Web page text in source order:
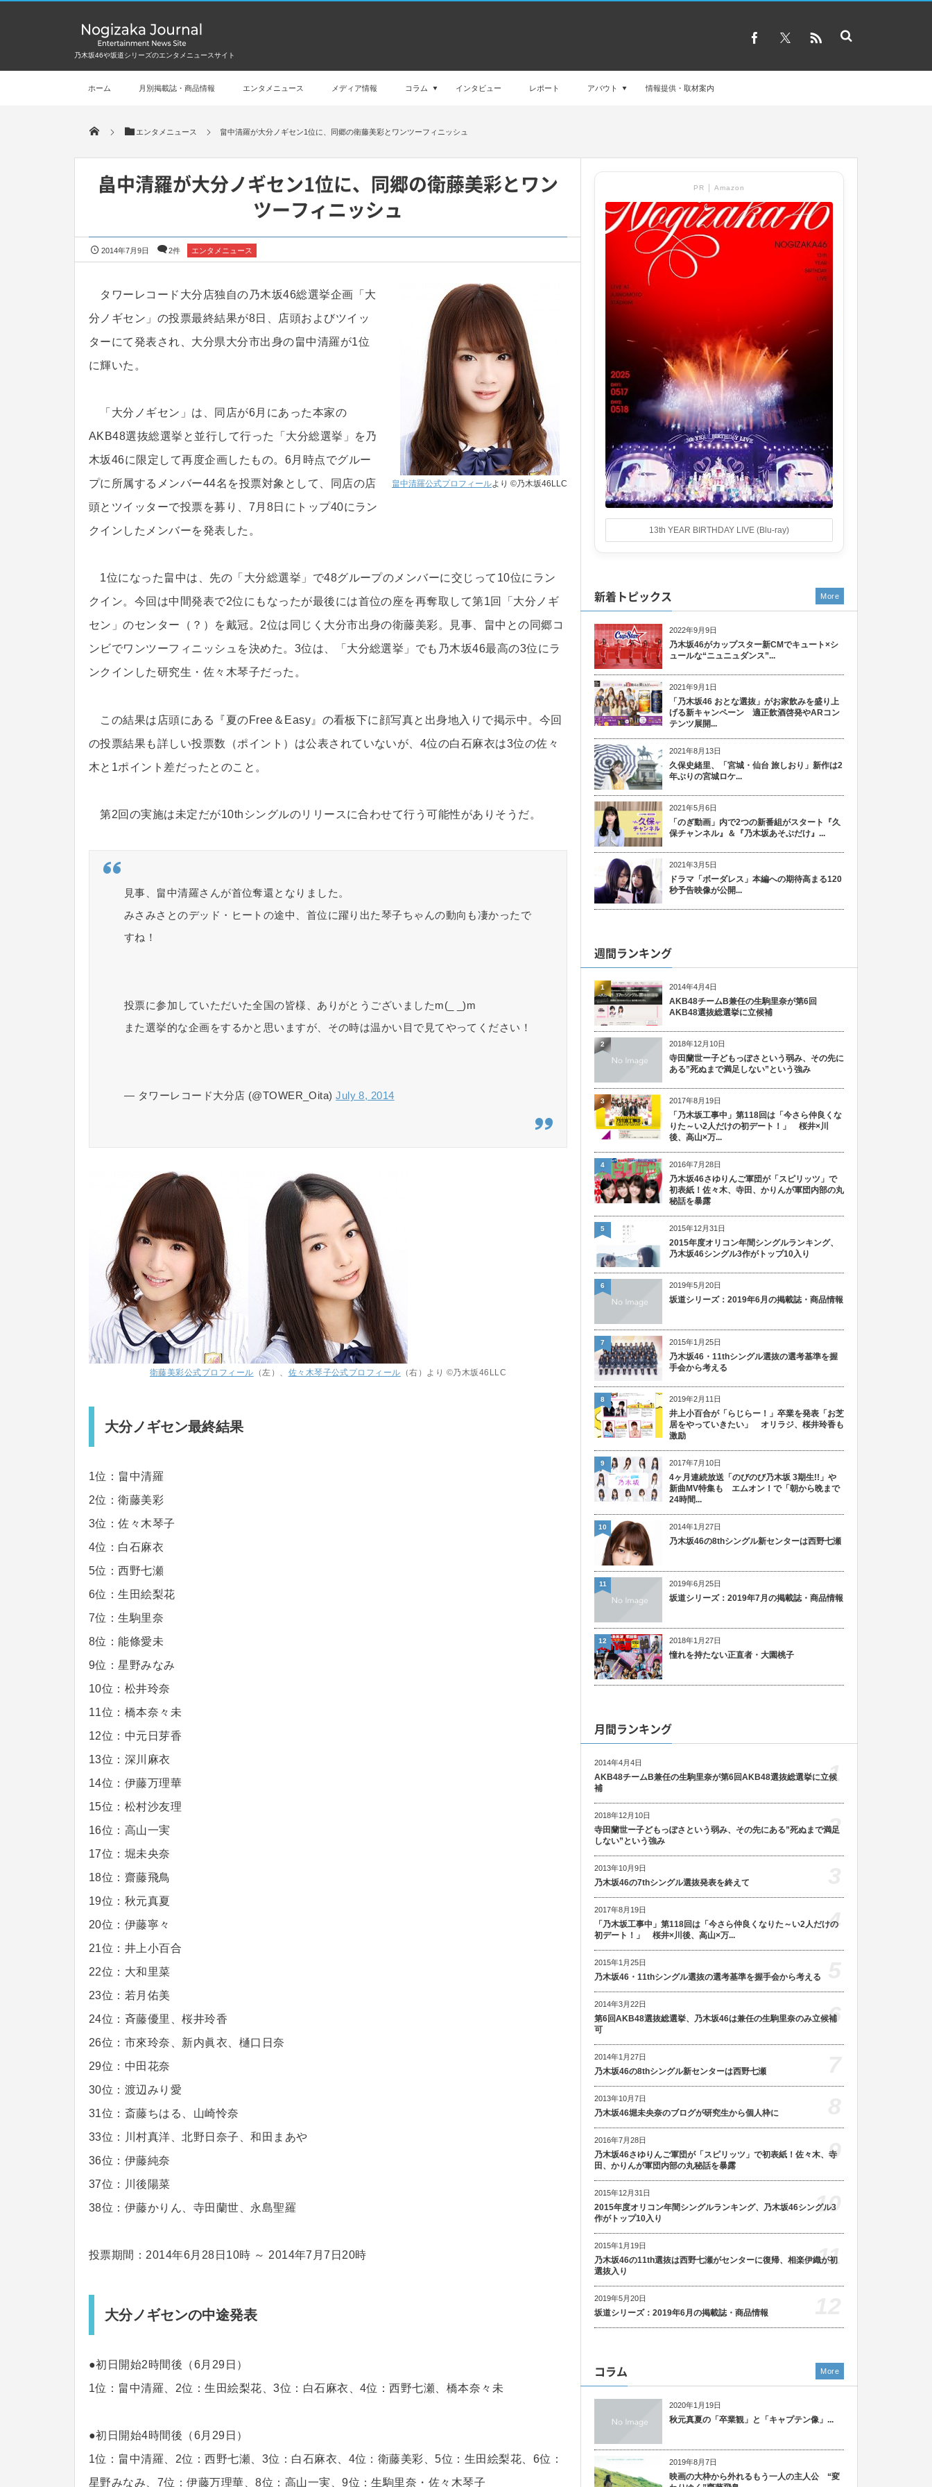
乃木坂46や坂道シリーズのエンタメニュースサイト
ホーム 月別掲載誌・商品情報 エンタメニュース メディア情報 コラム インタビュー レポート アバウト 情報提供・取材案内
エンタメニュース 畠中清羅が大分ノギセン1位に、同郷の衛藤美彩とワンツーフィニッシュ
畠中清羅が大分ノギセン1位に、同郷の衛藤美彩とワン
ツーフィニッシュ
2014年7月9日 2件 エンタメニュース
畠中清羅公式プロフィールより ©乃木坂46LLC
タワーレコード大分店独自の乃木坂46総選挙企画「大
分ノギセン」の投票最終結果が8日、店頭およびツイッ
ターにて発表され、大分県大分市出身の畠中清羅が1位
に輝いた。
「大分ノギセン」は、同店が6月にあった本家の
AKB48選抜総選挙と並行して行った「大分総選挙」を乃
木坂46に限定して再度企画したもの。6月時点でグルー
プに所属するメンバー44名を投票対象として、同店の店
頭とツイッターで投票を募り、7月8日にトップ40にラン
クインしたメンバーを発表した。
1位になった畠中は、先の「大分総選挙」で48グループのメンバーに交じって10位にラン
クイン。今回は中間発表で2位にもなったが最後には首位の座を再奪取して第1回「大分ノギ
セン」のセンター（？）を戴冠。2位は同じく大分市出身の衛藤美彩。見事、畠中との同郷コ
ンビでワンツーフィニッシュを決めた。3位は、「大分総選挙」でも乃木坂46最高の3位にラ
ンクインした研究生・佐々木琴子だった。
この結果は店頭にある『夏のFree＆Easy』の看板下に顔写真と出身地入りで掲示中。今回
の投票結果も詳しい投票数（ポイント）は公表されていないが、4位の白石麻衣は3位の佐々
木と1ポイント差だったとのこと。
第2回の実施は未定だが10thシングルのリリースに合わせて行う可能性がありそうだ。
見事、畠中清羅さんが首位奪還となりました。
みさみさとのデッド・ヒートの途中、首位に躍り出た琴子ちゃんの動向も凄かったで
すね！
投票に参加していただいた全国の皆様、ありがとうございましたm(_ _)m
また選挙的な企画をするかと思いますが、その時は温かい目で見てやってください！
— タワーレコード大分店 (@TOWER_Oita)July 8, 2014
衛藤美彩公式プロフィール （左）、 佐々木琴子公式プロフィール （右）より ©乃木坂46LLC
大分ノギセン最終結果
1位：畠中清羅
2位：衛藤美彩
3位：佐々木琴子
4位：白石麻衣
5位：西野七瀬
6位：生田絵梨花
7位：生駒里奈
8位：能條愛未
9位：星野みなみ
10位：松井玲奈
11位：橋本奈々未
12位：中元日芽香
13位：深川麻衣
14位：伊藤万理華
15位：松村沙友理
16位：高山一実
17位：堀未央奈
18位：齋藤飛鳥
19位：秋元真夏
20位：伊藤寧々
21位：井上小百合
22位：大和里菜
23位：若月佑美
24位：斉藤優里、桜井玲香
26位：市來玲奈、新内眞衣、樋口日奈
29位：中田花奈
30位：渡辺みり愛
31位：斎藤ちはる、山崎怜奈
33位：川村真洋、北野日奈子、和田まあや
36位：伊藤純奈
37位：川後陽菜
38位：伊藤かりん、寺田蘭世、永島聖羅
投票期間：2014年6月28日10時 ～ 2014年7月7日20時
大分ノギセンの中途発表
●初日開始2時間後（6月29日）
1位：畠中清羅、2位：生田絵梨花、3位：白石麻衣、4位：西野七瀬、橋本奈々未
●初日開始4時間後（6月29日）
1位：畠中清羅、2位：西野七瀬、3位：白石麻衣、4位：衛藤美彩、5位：生田絵梨花、6位：
星野みなみ、7位：伊藤万理華、8位：高山一実、9位：生駒里奈・佐々木琴子
PR │ Amazon
13th YEAR BIRTHDAY LIVE (Blu-ray)
新着トピックス
2022年9月9日
乃木坂46がカップスター新CMでキュート×シ
ュールな“ニュニュダンス”...
2021年9月1日
「乃木坂46 おとな選抜」がお家飲みを盛り上
げる新キャンペーン 適正飲酒啓発やARコン
テンツ展開...
2021年8月13日
久保史緒里、「宮城・仙台 旅しおり」新作は2
年ぶりの宮城ロケ...
2021年5月6日
「のぎ動画」内で2つの新番組がスタート『久
保チャンネル』＆『乃木坂あそぶだけ』...
2021年3月5日
ドラマ「ボーダレス」本編への期待高まる120
秒予告映像が公開...
More
週間ランキング
2014年4月4日
AKB48チームB兼任の生駒里奈が第6回
AKB48選抜総選挙に立候補
1
2018年12月10日
寺田蘭世ー子どもっぽさという弱み、その先に
ある”死ぬまで満足しない”という強み
2
2017年8月19日
「乃木坂工事中」第118回は「今さら仲良くな
りた～い2人だけの初デート！」 桜井×川
後、高山×万...
3
2016年7月28日
乃木坂46さゆりんご軍団が「スピリッツ」で
初表紙！佐々木、寺田、かりんが軍団内部の丸
秘話を暴露
4
2015年12月31日
2015年度オリコン年間シングルランキング、
乃木坂46シングル3作がトップ10入り
5
2019年5月20日
坂道シリーズ：2019年6月の掲載誌・商品情報
6
2015年1月25日
乃木坂46・11thシングル選抜の選考基準を握
手会から考える
7
2019年2月11日
井上小百合が「らじらー！」卒業を発表「お芝
居をやっていきたい」 オリラジ、桜井玲香も
激励
8
2017年7月10日
4ヶ月連続放送「のびのび乃木坂 3期生!!」や
新曲MV特集も エムオン！で「朝から晩まで
24時間...
9
2014年1月27日
乃木坂46の8thシングル新センターは西野七瀬
10
2019年6月25日
坂道シリーズ：2019年7月の掲載誌・商品情報
11
2018年1月27日
憧れを持たない正直者・大園桃子
12
月間ランキング
2014年4月4日
AKB48チームB兼任の生駒里奈が第6回AKB48選抜総選挙に立候
補
1
2018年12月10日
寺田蘭世ー子どもっぽさという弱み、その先にある”死ぬまで満足
しない”という強み
2
2013年10月9日
乃木坂46の7thシングル選抜発表を終えて
2017年8月19日
「乃木坂工事中」第118回は「今さら仲良くなりた～い2人だけの
初デート！」 桜井×川後、高山×万...
4
2015年1月25日
乃木坂46・11thシングル選抜の選考基準を握手会から考える
2014年3月22日
第6回AKB48選抜総選挙、乃木坂46は兼任の生駒里奈のみ立候補
可
6
2014年1月27日
乃木坂46の8thシングル新センターは西野七瀬
2013年10月7日
乃木坂46堀未央奈のブログが研究生から個人枠に
2016年7月28日
乃木坂46さゆりんご軍団が「スピリッツ」で初表紙！佐々木、寺
田、かりんが軍団内部の丸秘話を暴露
9
2015年12月31日
2015年度オリコン年間シングルランキング、乃木坂46シングル3
作がトップ10入り
10
2015年1月19日
乃木坂46の11th選抜は西野七瀬がセンターに復帰、相楽伊織が初
選抜入り
11
2019年5月20日
坂道シリーズ：2019年6月の掲載誌・商品情報
コラム
2020年1月19日
秋元真夏の「卒業観」と「キャプテン像」...
2019年8月7日
映画の大枠から外れるもう一人の主人公 “変
More